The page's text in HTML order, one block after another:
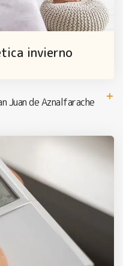
invierno
Juan de Aznalfarache